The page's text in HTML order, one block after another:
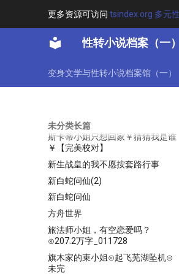
更多资源可访问 tsindex.org 多元
性转小说档案（一）
变身文学与性转小说档案馆（一）
未分类长篇
斗破苍穹之配角（完整版）(1)
斗罗之小舞重生_作者：心随雁飞
斗罗大陆之麒麟[更新时间_2021-
5-26]
斯卡蒂___只想回家_全本
斯卡蒂小姐只想回家￥猜猜我是谁
￥【完美校对】
新生战皇的我不愿按套路行事
新白蛇问仙(2)
新白蛇问仙
方舟世界
旅法师小姐，有空恋爱吗？
⊙207.2万字_011728
旗木家的束小姐⊙起飞芜湖坠机⊙
未完